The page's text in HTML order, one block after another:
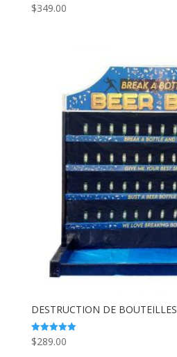
$349.00
DESTRUCTION DE BOUTEILLES
Note
5.00
$289.00